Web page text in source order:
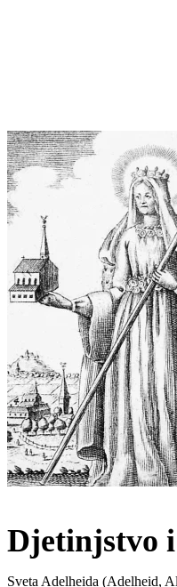
Djetinjstvo
Sveta Adelheida (Adelheid,